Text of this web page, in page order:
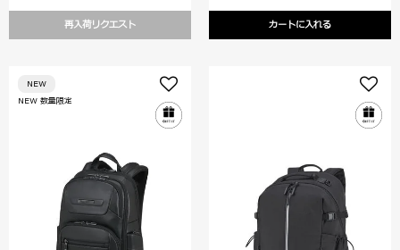
再入荷リクエスト カートに入れる
NEW 数量限定
NEW